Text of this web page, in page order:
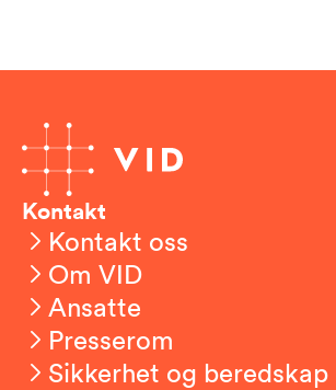
Kontakt
Kontakt oss
Om VID
Ansatte
Presserom
Sikkerhet og beredskap